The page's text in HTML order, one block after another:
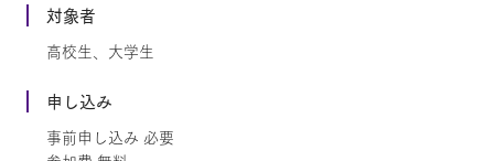
対象者
高校生、大学生
申し込み
事前申し込み 必要